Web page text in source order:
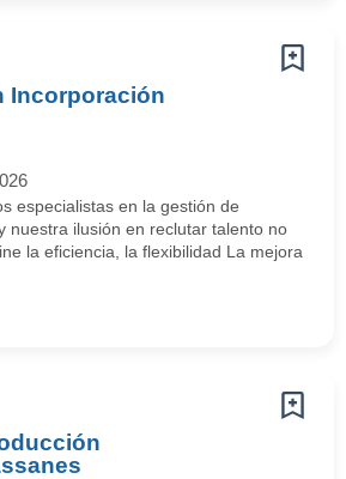
Incorporación
especialistas en la gestión de
nuestra ilusión en reclutar talento no
la eficiencia, la flexibilidad La mejora